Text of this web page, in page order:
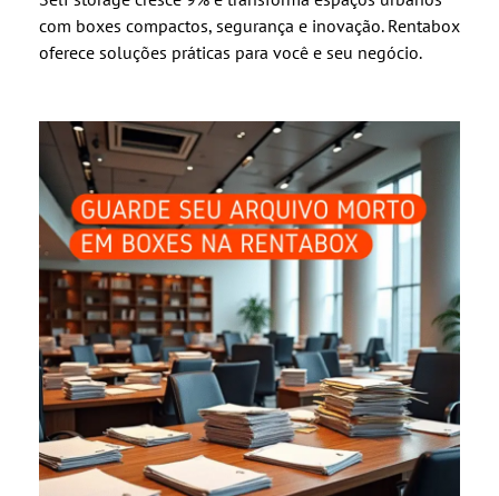
com boxes compactos, segurança e inovação. Rentabox
oferece soluções práticas para você e seu negócio.